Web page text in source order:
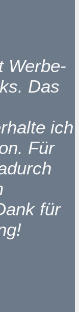
Werbe-
Das
ich
Für
für